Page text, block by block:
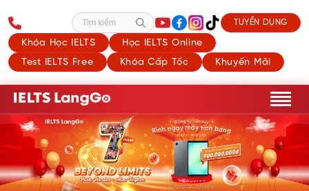
Khóa Học IELTS
Học IELTS Online
Test IELTS Free
Khóa Cấp Tốc Khuyến Mãi
Tìm kiếm TUYỂN DỤNG